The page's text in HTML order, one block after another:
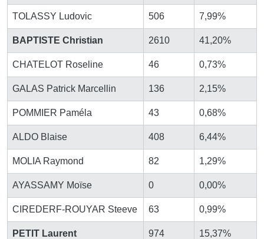
TOLASSY Ludovic 506 7,99%
BAPTISTE Christian 2610 41,20%
CHATELOT Roseline 46 0,73%
GALAS Patrick Marcellin 136 2,15%
POMMIER Paméla 43 0,68%
ALDO Blaise 408 6,44%
MOLIA Raymond 82 1,29%
AYASSAMY Moïse 0 0,00%
CIREDERF-ROUYAR Steeve 63 0,99%
PETIT Laurent 974 15,37%